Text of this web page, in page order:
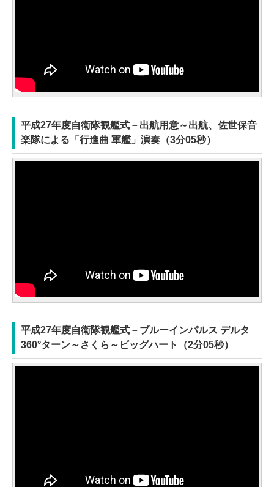
平成27年度自衛隊観艦式－出航用意～出航、佐世保音
楽隊による「行進曲 軍艦」演奏（3分05秒）
平成27年度自衛隊観艦式－ブルーインパルス デルタ
360°ターン～さくら～ビッグハート（2分05秒）